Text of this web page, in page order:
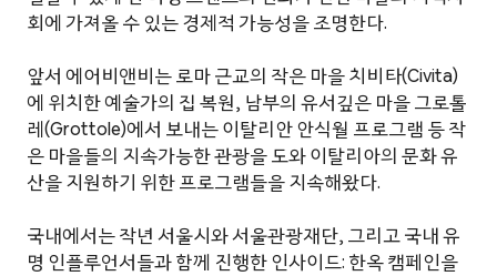
회에 가져올 수 있는 경제적 가능성을 조명한다.
앞서 에어비앤비는 로마 근교의 작은 마을 치비타(Civita)
에 위치한 예술가의 집 복원, 남부의 유서깊은 마을 그로톨
레(Grottole)에서 보내는 이탈리안 안식월 프로그램 등 작
은 마을들의 지속가능한 관광을 도와 이탈리아의 문화 유
산을 지원하기 위한 프로그램들을 지속해왔다.
국내에서는 작년 서울시와 서울관광재단, 그리고 국내 유
명 인플루언서들과 함께 진행한 인사이드: 한옥 캠페인을